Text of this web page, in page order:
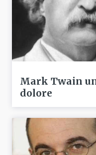
Mark Twain
dolore